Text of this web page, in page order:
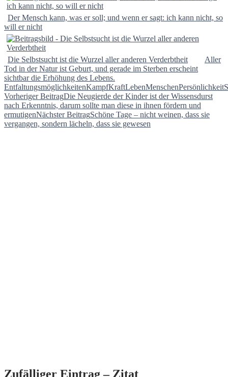
Der Mensch kann, was er soll; und wenn er sagt: ich kann nicht, so
will er nicht
Die Selbstsucht ist die Wurzel aller anderen Verderbtheit
Aller
Tod in der Natur ist Geburt, und gerade im Sterben erscheint
sichtbar die Erhöhung des Lebens.
EntfaltungsmöglichkeitenKampfKraftLebenMenschenPersönlichkeit
Beitragsnavigation
Vorheriger BeitragDie Neugierde der Kinder ist der Wissensdurst
nach Erkenntnis, darum sollte man diese in ihnen fördern und
ermutigenNächster BeitragSchöne Tage – nicht weinen, dass sie
vergangen, sondern lächeln, dass sie gewesen
Zufälliger Eintrag – Zitat